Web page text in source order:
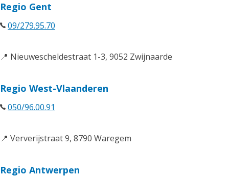
Regio Gent
09/279.95.70
📍 Nieuwescheldestraat 1-3, 9052 Zwijnaarde
Regio West-Vlaanderen
050/96.00.91
📍 Ververijstraat 9, 8790 Waregem
Regio Antwerpen